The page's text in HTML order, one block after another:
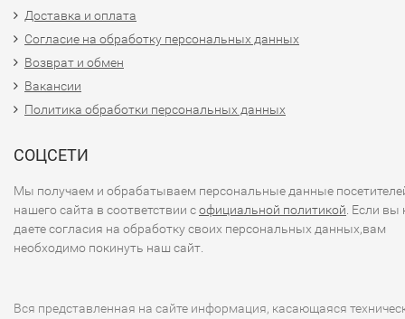
Доставка и оплата
Согласие на обработку персональных данных
Возврат и обмен
Вакансии
Политика обработки персональных данных
СОЦСЕТИ
Мы получаем и обрабатываем персональные данные
нашего сайта в соответствии софициальной политикой . Если вы
даете согласия на обработку своих персональных данных,вам
необходимо покинуть наш сайт.
Вся представленная на сайте информация, касающаяся